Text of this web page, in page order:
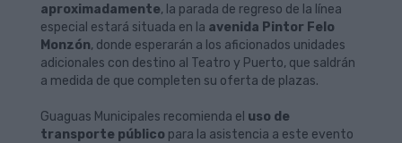
aproximadamente, la parada de regreso de la línea
especial estará situada en la avenida Pintor Felo
Monzón, donde esperarán a los aficionados unidades
adicionales con destino al Teatro y Puerto, que saldrán
a medida de que completen su oferta de plazas.
Guaguas Municipales recomienda el uso de
transporte público para la asistencia a este evento